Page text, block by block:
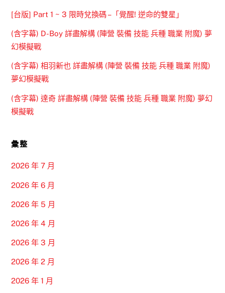
[台版] Part 1 ~ 3 限時兌換碼 –「覺醒! 逆命的雙星」
(含字幕) D-Boy 詳盡解構 (陣營 裝備 技能 兵種 職業 附魔) 夢
幻模擬戰
(含字幕) 相羽新也 詳盡解構 (陣營 裝備 技能 兵種 職業 附魔)
夢幻模擬戰
(含字幕) 達奇 詳盡解構 (陣營 裝備 技能 兵種 職業 附魔) 夢幻
模擬戰
彙整
2026 年 7 月
2026 年 6 月
2026 年 5 月
2026 年 4 月
2026 年 3 月
2026 年 2 月
2026 年 1 月